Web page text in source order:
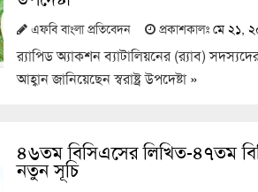
এফবি বাংলা প্রতিবেদন প্রকাশকালঃ মে ২১,
র‌্যাপিড অ্যাকশন ব্যাটালিয়নের (র‌্যাব)
আহ্বান জানিয়েছেন স্বরাষ্ট্র উপদেষ্টা»
৪৬তম বিসিএসের লিখিত-৪৭তম
নতুন সূচি